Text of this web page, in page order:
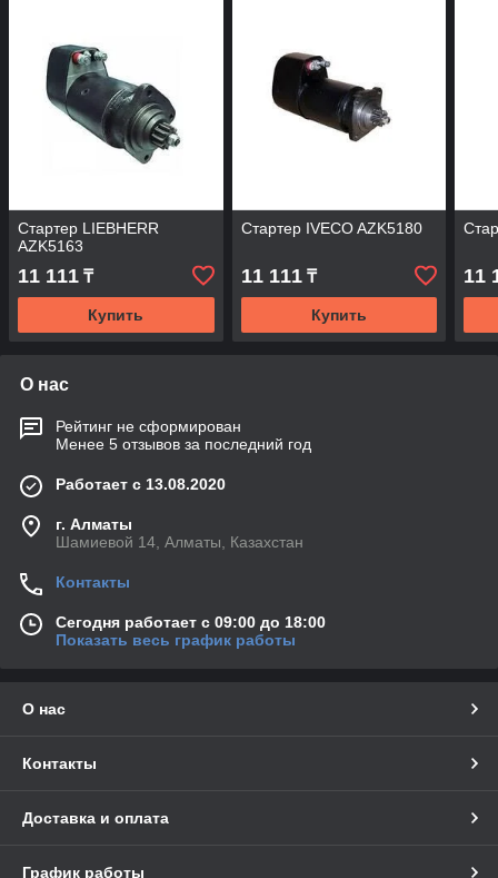
Стартер LIEBHERR
AZK5163
11 111 ₸
Купить
Стартер IVECO AZK5180
11 111₸
Купить
11
О нас
Рейтинг не сформирован
Менее 5 отзывов за последний год
Работает с 13.08.2020
г. Алматы
Шамиевой 14, Алматы, Казахстан
Контакты
Сегодня работает с 09:00 до 18:00
Показать весь график работы
О нас
Контакты
Доставка и оплата
График работы